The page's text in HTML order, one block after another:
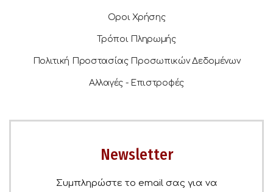
Οροι Χρήσης
Τρόποι Πληρωμής
Πολιτική Προστασίας Προσωπικών Δεδομένων
Αλλαγές - Επιστροφές
Newsletter
Συμπληρώστε το email σας για να